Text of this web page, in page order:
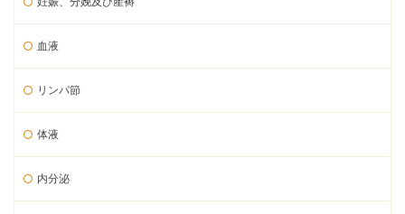
血液
リンパ節
体液
内分泌